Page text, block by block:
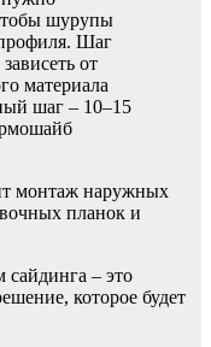
шурупы
Шаг
от
материала
шаг – 10–15
монтаж наружных
планок и
сайдинга – это
которое будет